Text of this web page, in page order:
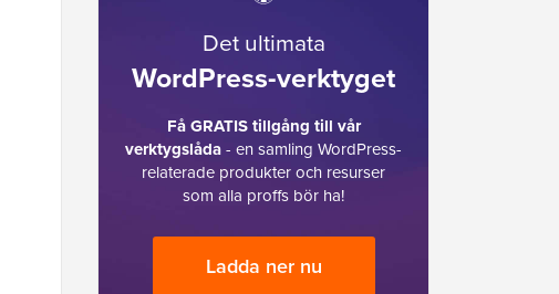
Det ultimata
WordPress-verktyget
Få GRATIS tillgång till vår
verktygslåda- en samling WordPress-
relaterade produkter och resurser
som alla proffs bör ha!
Ladda ner nu